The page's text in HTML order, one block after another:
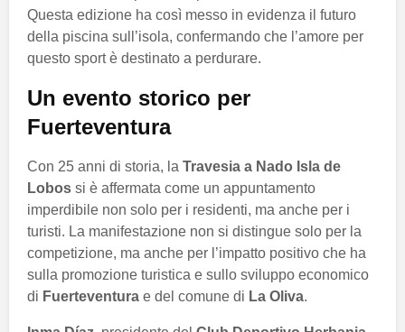
Questa edizione ha così messo in evidenza il futuro
della piscina sull’isola, confermando che l’amore per
questo sport è destinato a perdurare.
Un evento storico per
Fuerteventura
Con 25 anni di storia, la Travesia a Nado Isla de
Lobos si è affermata come un appuntamento
imperdibile non solo per i residenti, ma anche per i
turisti. La manifestazione non si distingue solo per la
competizione, ma anche per l’impatto positivo che ha
sulla promozione turistica e sullo sviluppo economico
di Fuerteventura e del comune di La Oliva.